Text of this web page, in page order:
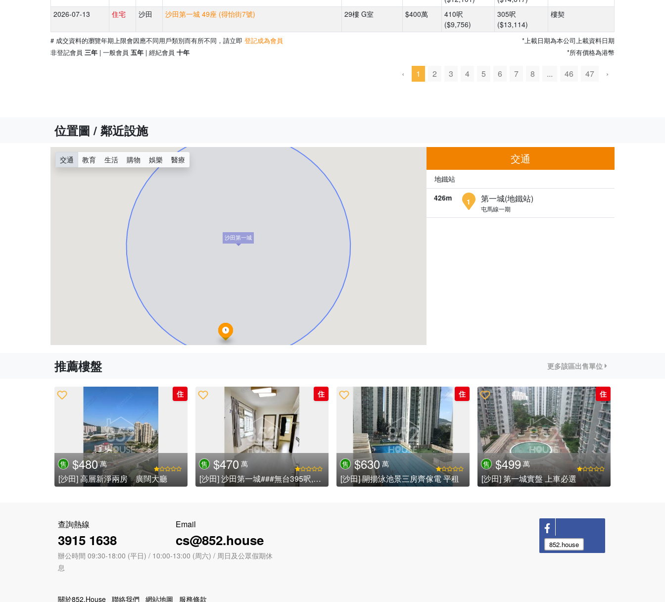
2026-07-13 住宅 沙田 沙田第一城 49座 (得怡街7號) 29樓 G室 $400萬
410呎
($9,756)
305呎
($13,114)
樓契
# 成交資料的瀏覽年期上限會因應不同用戶類別而有所不同，請立即 登記成為會員
非登記會員 三年 | 一般會員 五年 | 經紀會員 十年
*上載日期為本公司上載資料日期
*所有價格為港幣
‹ 1 2 3 4 5 6 7 8 ... 46 47 ›
位置圖 / 鄰近設施
沙田第一城
1
交通 教育 生活 購物 娛樂 醫療 交通
地鐵站
426m
1 第一城(地鐵站)
屯馬線一期
推薦樓盤 更多該區出售單位
住
售 $480 萬
[沙田] 高層新淨兩房 廣闊大廳
住
售 $470 萬
[沙田] 沙田第一城###無台395呎,靚裝修,即買即住即收租,歡迎查詢詳情### (已租)
住
售 $630 萬
[沙田] 開揚泳池景三房齊傢電 平租
住
售 $499 萬
[沙田] 第一城實盤 上車必選
查詢熱線
3915 1638
Email
cs@852.house
辦公時間 09:30-18:00 (平日) / 10:00-13:00 (周六) / 周日及公眾假期休
息
關於852.House 聯絡我們 網站地圖 服務條款
852.house